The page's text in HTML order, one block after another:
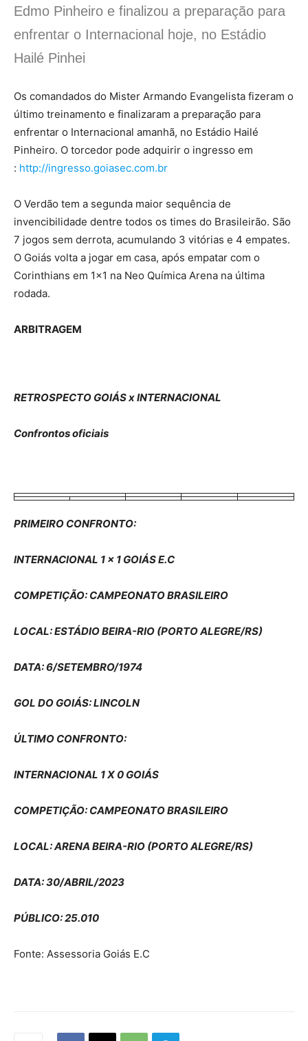
Edmo Pinheiro e finalizou a preparação para
enfrentar o Internacional hoje, no Estádio
Hailé Pinhei
Os comandados do Mister Armando Evangelista fizeram o
último treinamento e finalizaram a preparação para
enfrentar o Internacional amanhã, no Estádio Hailé
Pinheiro. O torcedor pode adquirir o ingresso em
: http://ingresso.goiasec.com.br
O Verdão tem a segunda maior sequência de
invencibilidade dentre todos os times do Brasileirão. São
7 jogos sem derrota, acumulando 3 vitórias e 4 empates.
O Goiás volta a jogar em casa, após empatar com o
Corinthians em 1×1 na Neo Química Arena na última
rodada.
ARBITRAGEM
RETROSPECTO GOIÁS x INTERNACIONAL
Confrontos oficiais
PRIMEIRO CONFRONTO:
INTERNACIONAL 1 x 1 GOIÁS E.C
COMPETIÇÃO: CAMPEONATO BRASILEIRO
LOCAL: ESTÁDIO BEIRA-RIO (PORTO ALEGRE/RS)
DATA: 6/SETEMBRO/1974
GOL DO GOIÁS: LINCOLN
ÚLTIMO CONFRONTO:
INTERNACIONAL 1 X 0 GOIÁS
COMPETIÇÃO: CAMPEONATO BRASILEIRO
LOCAL: ARENA BEIRA-RIO (PORTO ALEGRE/RS)
DATA: 30/ABRIL/2023
PÚBLICO: 25.010
Fonte: Assessoria Goiás E.C